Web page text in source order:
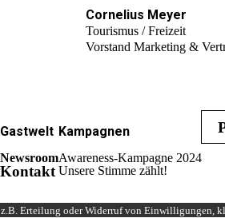
Cornelius Meyer
Tourismus / Freizeit
Vorstand Marketing &
Gastwelt
Newsroom
Kontakt
Kampagnen
Awareness-Kampagne 2024
Unsere Stimme zählt!
Erteilung oder Widerruf von Einwilligungen,